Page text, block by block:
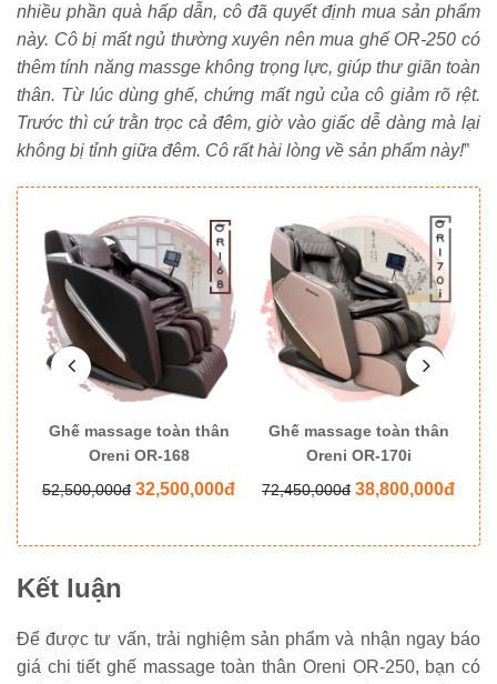
nhiều phần quà hấp dẫn, cô đã quyết định mua sản phẩm
này. Cô bị mất ngủ thường xuyên nên mua ghế OR-250 có
thêm tính năng massge không trọng lực, giúp thư giãn toàn
thân. Từ lúc dùng ghế, chứng mất ngủ của cô giảm rõ rệt.
Trước thì cứ trằn trọc cả đêm, giờ vào giấc dễ dàng mà lại
không bị tỉnh giữa đêm. Cô rất hài lòng về sản phẩm này!”
Ghế massage toàn thân
Oreni OR-168
52,500,000đ 32,500,000đ
Ghế massage toàn thân
Oreni OR-170i
72,450,000đ 38,800,000đ
Kết luận
Để được tư vấn, trải nghiệm sản phẩm và nhận ngay báo
giá chi tiết ghế massage toàn thân Oreni OR-250, bạn có